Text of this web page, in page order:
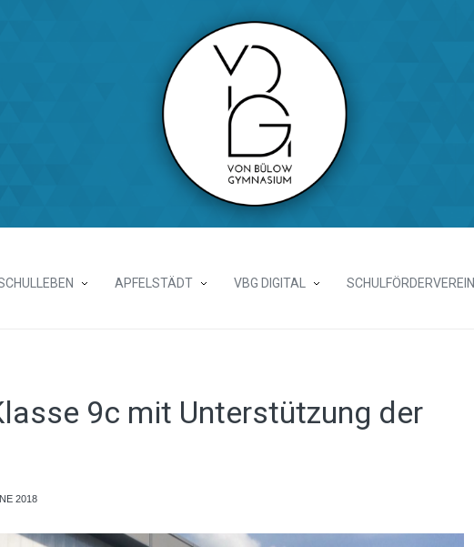
APFELSTÄDT VBG DIGITAL SCHULFÖRDERVEREIN
9c mit Unterstützung der
2018